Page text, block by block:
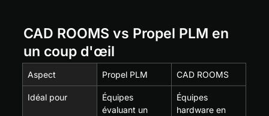
CAD ROOMS vs Propel PLM en
un coup d'œil
Aspect Propel PLM CAD ROOMS
Idéal pour
Équipes
évaluant un
Équipes
hardware en